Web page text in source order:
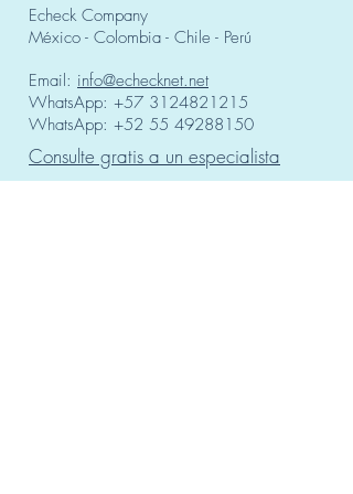
Echeck Company
México - Colombia - Chile - Perú
Email: info@echecknet.net
WhatsApp: +57 3124821215
WhatsApp: +52 55 49288150
Consulte gratis a un especialista